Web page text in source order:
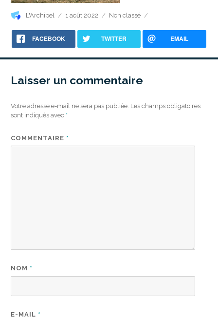
Auteur
L'Archipel
Publié
1 août 2022 Catégories
Non classé
FACEBOOK TWITTER EMAIL
Laisser un commentaire
Votre adresse e-mail ne sera pas publiée. Les champs obligatoires
sont indiqués avec *
COMMENTAIRE *
NOM *
E-MAIL *